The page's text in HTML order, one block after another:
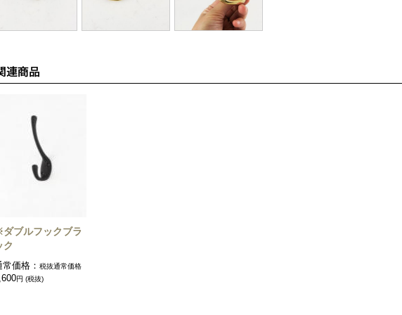
ブルフックブラ
ク
常価格： 税抜通常価格
円 (税抜)